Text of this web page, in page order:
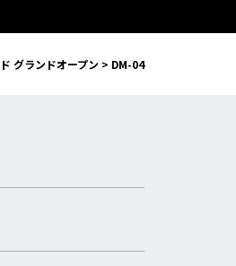
グランドオープン > DM-04